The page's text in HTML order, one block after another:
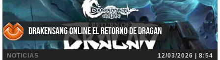
Drakensang Online El retorno de Dragan
NOTICIAS
12/03/2026 | 8:54